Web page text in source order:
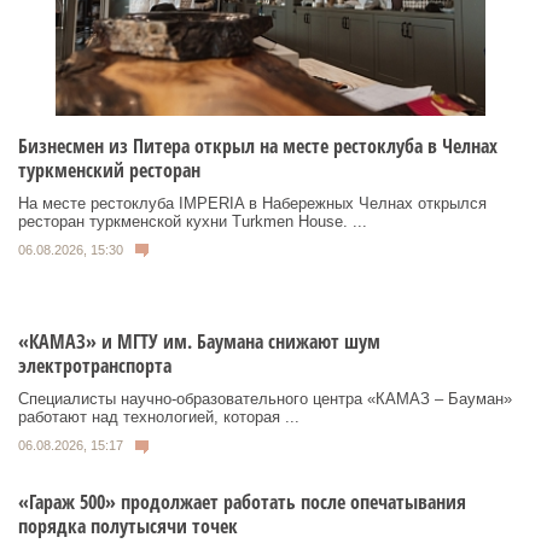
Бизнесмен из Питера открыл на месте рестоклуба в Челнах
туркменский ресторан
На месте рестоклуба IMPERIA в Набережных Челнах открылся
ресторан туркменской кухни Turkmen House. ...
06.08.2026, 15:30
«КАМАЗ» и МГТУ им. Баумана снижают шум
электротранспорта
Специалисты научно-образовательного центра «КАМАЗ – Бауман»
работают над технологией, которая ...
06.08.2026, 15:17
«Гараж 500» продолжает работать после опечатывания
порядка полутысячи точек